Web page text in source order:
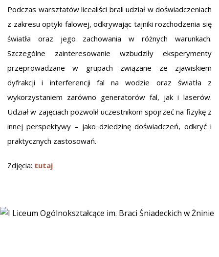
Podczas warsztatów licealiści brali udział w doświadczeniach
z zakresu optyki falowej, odkrywając tajniki rozchodzenia się
światła oraz jego zachowania w różnych warunkach.
Szczególne zainteresowanie wzbudziły eksperymenty
przeprowadzane w grupach związane ze zjawiskiem
dyfrakcji i interferencji fal na wodzie oraz światła z
wykorzystaniem zarówno generatorów fal, jak i laserów.
Udział w zajęciach pozwolił uczestnikom spojrzeć na fizykę z
innej perspektywy – jako dziedzinę doświadczeń, odkryć i
praktycznych zastosowań.
Zdjęcia: tutaj